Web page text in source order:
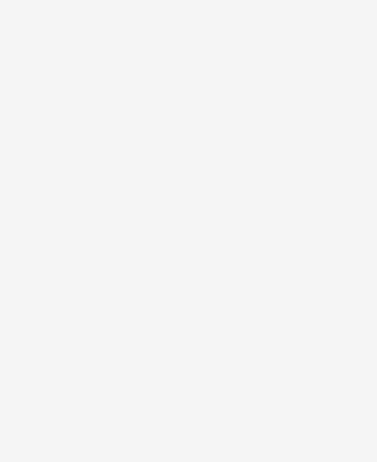
teilen